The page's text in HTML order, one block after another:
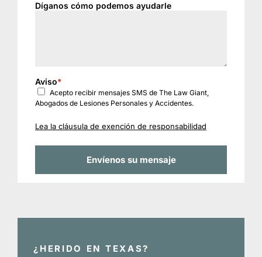
Díganos cómo podemos ayudarle
Aviso*
Acepto recibir mensajes SMS de The Law Giant,
Abogados de Lesiones Personales y Accidentes.
Lea la cláusula de exención de responsabilidad
¿HERIDO EN TEXAS?